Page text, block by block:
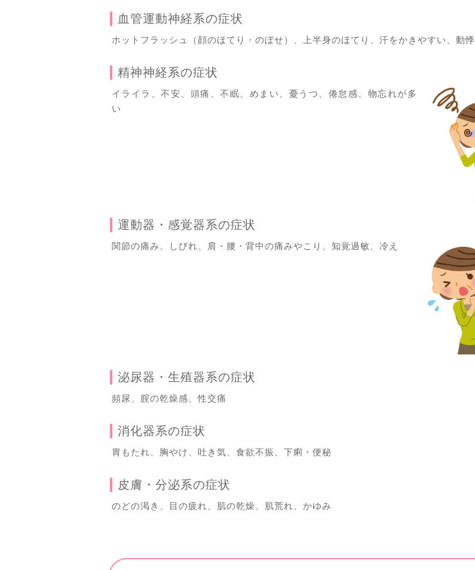
血管運動神経系の症状
ホットフラッシュ（顔のほてり・のぼせ）、上半身のほてり、汗をかきやすい、動悸
精神神経系の症状
イライラ、不安、頭痛、不眠、めまい、憂うつ、倦怠感、物忘れが多
い
運動器・感覚器系の症状
関節の痛み、しびれ、肩・腰・背中の痛みやこり、知覚過敏、冷え
泌尿器・生殖器系の症状
頻尿、腟の乾燥感、性交痛
消化器系の症状
胃もたれ、胸やけ、吐き気、食欲不振、下痢・便秘
皮膚・分泌系の症状
のどの渇き、目の疲れ、肌の乾燥、肌荒れ、かゆみ